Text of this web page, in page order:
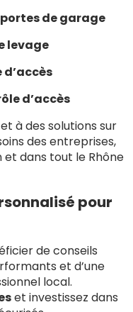
de garage
levage
d’accès
à des solutions sur
des entreprises,
dans tout le Rhône
pour
de conseils
et d’une
local.
et investissez dans